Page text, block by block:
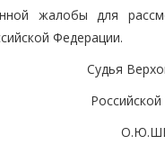
жалобы для
Федерации.
Судья